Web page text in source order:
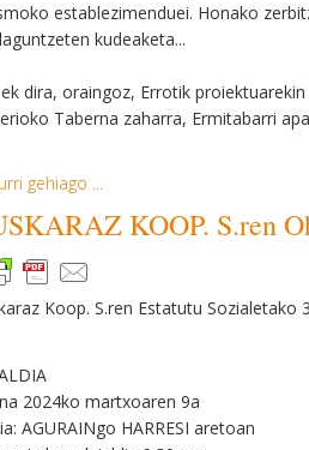
establezimenduei. Honako
kudeaketa...
dira, oraingoz, Errotik
Taberna zaharra, Ermitabarri
gehiago ...
KOOP. S.ren
Koop. S.ren Estatutu
2024ko martxoaren 9a
AGURAINgo HARRESI aretoan